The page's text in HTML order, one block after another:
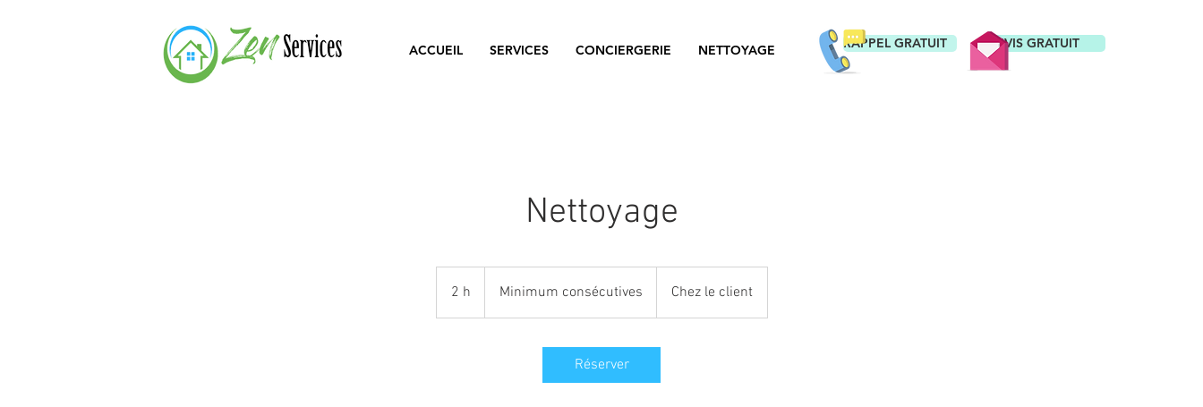
Zen Services Troyes
ACCUEIL SERVICES CONCIERGERIE NETTOYAGE RAPPEL GRATUIT DEVIS GRATUIT
Nettoyage
2 h
h
Minimum consécutives Chez le client
Réserver